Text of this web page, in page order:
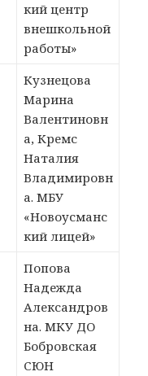
кий центр
внешкольной
работы»
Кузнецова
Марина
Валентиновн
а, Кремс
Наталия
Владимировн
а. МБУ
«Новоусманс
кий лицей»
Попова
Надежда
Александров
на. МКУ ДО
Бобровская
СЮН